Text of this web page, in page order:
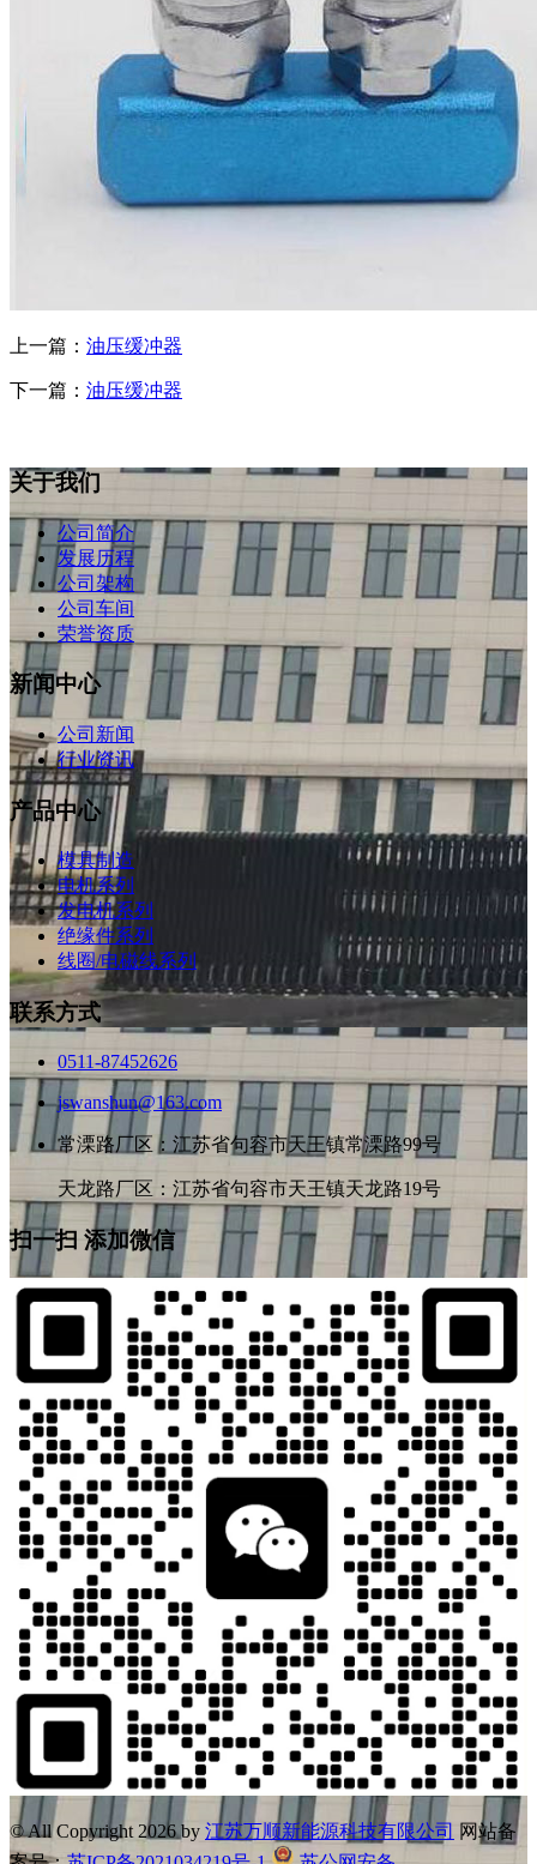
上一篇： 油压缓冲器
下一篇： 油压缓冲器
关于我们
公司简介
发展历程
公司架构
公司车间
荣誉资质
新闻中心
公司新闻
行业资讯
产品中心
模具制造
电机系列
发电机系列
绝缘件系列
线圈/电磁线系列
联系方式
0511-87452626
jswanshun@163.com
常溧路厂区：江苏省句容市天王镇常溧路99号
天龙路厂区：江苏省句容市天王镇天龙路19号
扫一扫 添加微信
© All Copyright 2026 by 江苏万顺新能源科技有限公司 网站备